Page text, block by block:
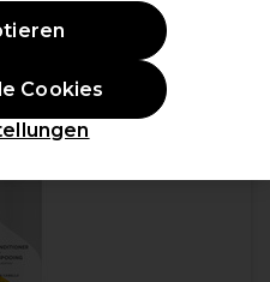
Cookies